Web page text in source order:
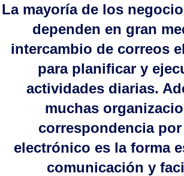
La mayoría de los
dependen en gran
intercambio de correos
para planificar y
actividades diarias.
muchas
correspondencia
electrónico es la forma
comunicación y